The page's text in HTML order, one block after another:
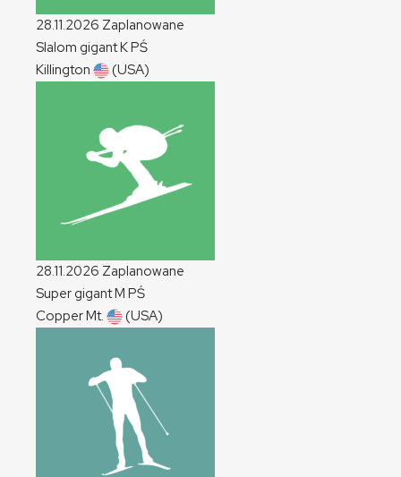
28.11.2026 Zaplanowane
Slalom gigantKPŚ
Killington
(USA)
28.11.2026 Zaplanowane
Super gigantM PŚ
Copper Mt.
(USA)